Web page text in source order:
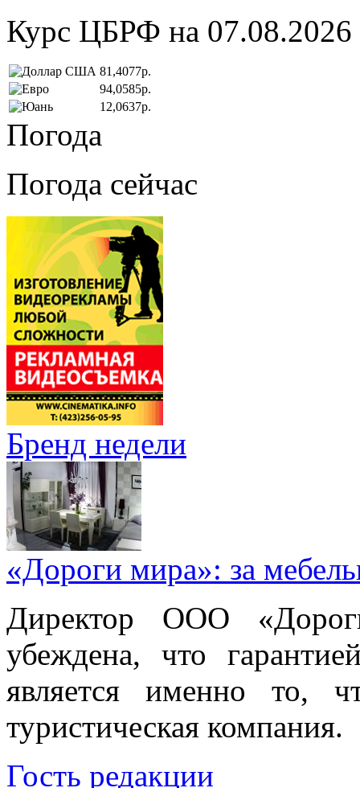
Курс ЦБРФ на 07.08.2026
81,4077р.
94,0585р.
12,0637р.
Погода
Погода сейчас
Бренд недели
«Дороги мира»: за
Директор ООО
убеждена, что
является именно то,
туристическая компания.
Гость редакции